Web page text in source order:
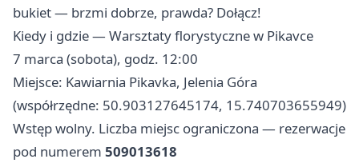
bukiet — brzmi dobrze, prawda? Dołącz!
Kiedy i gdzie — Warsztaty florystyczne w Pikavce
7 marca (sobota), godz. 12:00
Miejsce: Kawiarnia Pikavka, Jelenia Góra
(współrzędne: 50.903127645174, 15.740703655949)
Wstęp wolny. Liczba miejsc ograniczona — rezerwacje
pod numerem 509013618